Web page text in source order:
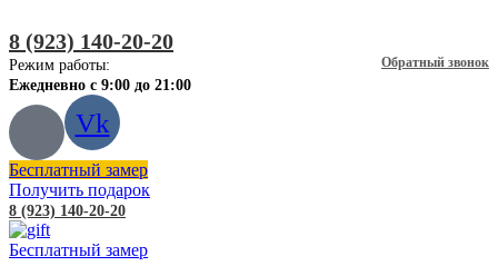
8 (923) 140-20-20
Обратный звонок
Режим работы:
Ежедневно с 9:00 до 21:00
Vk
Бесплатный замер
Получить подарок
8 (923) 140-20-20
Бесплатный замер